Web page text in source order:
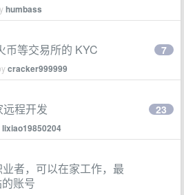
humbass
币等交易所的 KYC
cracker999999
7
程开发
lixiao19850204
23
者，可以在家工作，最
账号